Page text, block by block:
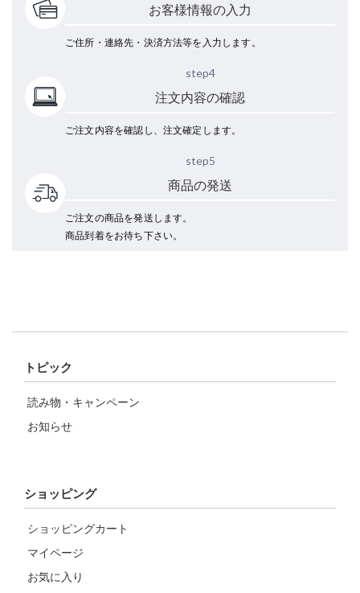
お客様情報の入力
ご住所・連絡先・決済方法等を入力します。
step4
注文内容の確認
ご注文内容を確認し、注文確定します。
step5
商品の発送
ご注文の商品を発送します。
商品到着をお待ち下さい。
トピック
読み物・キャンペーン
お知らせ
ショッピング
ショッピングカート
マイページ
お気に入り